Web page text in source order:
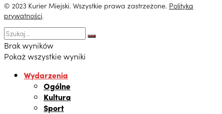
© 2023 Kurier Miejski. Wszystkie prawa zastrzeżone. Polityka
prywatności.
Brak wyników
Pokaż wszystkie wyniki
Wydarzenia
Ogólne
Kultura
Sport